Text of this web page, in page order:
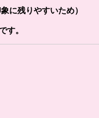
に残りやすいため）
す。